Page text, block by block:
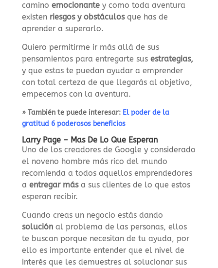
camino emocionantey como toda aventura
existen riesgos y obstáculosque has de
aprender a superarlo.
Quiero permitirme ir más allá de sus
pensamientos para entregarte sus estrategias,
y que estas te puedan ayudar a emprender
con total certeza de que llegarás al objetivo,
empecemos con la aventura.
» También te puede interesar: El poder de la
gratitud 6 poderosos beneficios
Larry Page – Mas De Lo Que Esperan
Uno de los creadores de Google y considerado
el noveno hombre más rico del mundo
recomienda a todos aquellos emprendedores
a entregar mása sus clientes de lo que estos
esperan recibir.
Cuando creas un negocio estás dando
soluciónal problema de las personas, ellos
te buscan porque necesitan de tu ayuda, por
ello es importante entender que el nivel de
interés que les demuestres al solucionar sus